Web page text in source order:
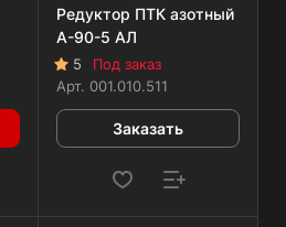
Редуктор ПТК азотный
А-90-5 АЛ
5
Под заказ
Арт. 001.010.511
Заказать